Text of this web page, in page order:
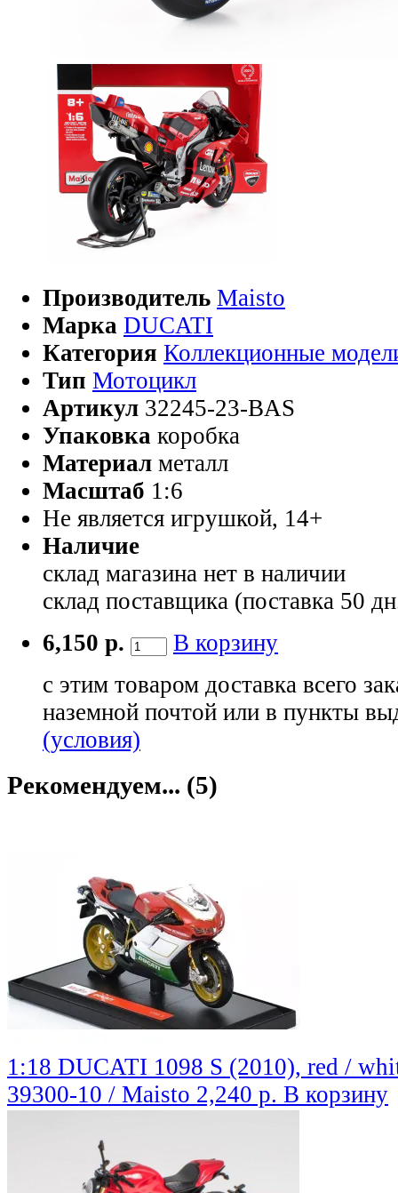
Производитель Maisto
Марка DUCATI
Категория Коллекционные
Тип Мотоцикл
Артикул 32245-23-BAS
Упаковка коробка
Материал металл
Масштаб 1:6
Не является игрушкой, 14+
Наличие
склад магазина нет в наличии
склад поставщика (поставка 50
6,150 р.
В корзину
с этим товаром доставка всего
наземной почтой или в пункты
(условия)
Рекомендуем... (5)
1:18 DUCATI 1098 S (2010), red /
39300-10 / Maisto 2,240 р. В корзину